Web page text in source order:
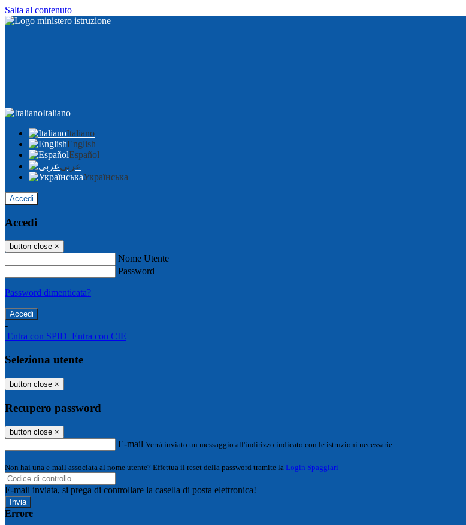
Salta al contenuto
Italiano
Italiano
English
Español
عربى
Українська
Accedi
Accedi
button close ×
Nome Utente
Password
Password dimenticata?
-
Entra con SPID Entra con CIE
Seleziona utente
button close ×
Recupero password
button close ×
E-mail Verrà inviato un messaggio all'indirizzo indicato con le istruzioni necessarie.
Non hai una e-mail associata al nome utente? Effettua il reset della password tramite la Login Spaggiari
E-mail inviata, si prega di controllare la casella di posta elettronica!
Errore